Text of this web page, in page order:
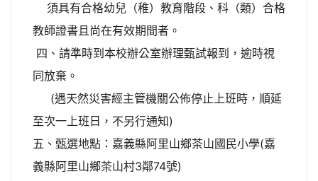
須具有合格幼兒（稚）教育階段、科（類）合格
教師證書且尚在有效期間者。
四、請準時到本校辦公室辦理甄試報到，逾時視
同放棄。
(遇天然災害經主管機關公佈停止上班時，順延
至次一上班日，不另行通知)
五、甄選地點：嘉義縣阿里山鄉茶山國民小學(嘉
義縣阿里山鄉茶山村3鄰74號)